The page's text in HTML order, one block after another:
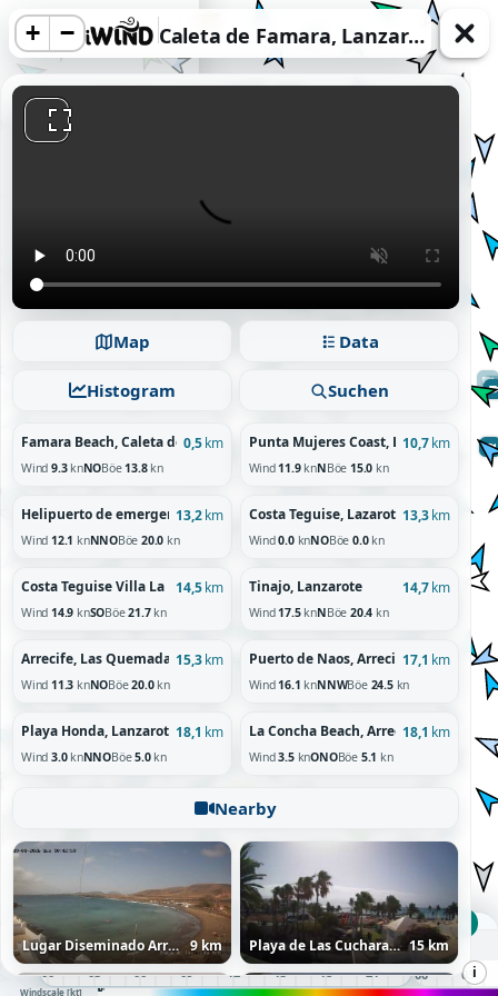
SO 13:00 UTC
Sonntag, 09.08.26
000102030405060708091011 12 1314151617181920212223 000102 03 04
Windscale [kt] 10
20
30
50
60+
information.
Reject
+ − Caleta de Famara, Lanzarote
Map Data
Histogram Suchen
Famara Beach, Caleta de Famara, Lanzarote
0,5 km
Wind 9.3knNOBöe13.8kn
Punta Mujeres Coast, Lanzarote
10,7km
Wind11.9knNBöe 15.0 kn
Helipuerto de emergencias, La Graciosa
13,2 km
Wind 12.1 knNNOBöe20.0 kn
Costa Teguise, Lazarote 13,3km
Wind0.0knNOBöe 0.0kn
Costa Teguise Villa La Morena, Lanzarote
14,5 km
Wind 14.9 knSOBöe21.7kn
Tinajo, Lanzarote 14,7km
Wind17.5knNBöe 20.4 kn
Arrecife, Las Quemadas, Lanzarote
15,3 km
Wind 11.3 knNOBöe20.0kn
Puerto de Naos, Arrecife, Lanzarote
17,1 km
Wind16.1 knNNWBöe 24.5kn
Playa Honda, Lanzarote 18,1 km
Wind 3.0knNNOBöe5.0kn
La Concha Beach, Arrecife, Lanzarote
18,1 km
Wind3.5knONOBöe 5.1 kn
Nearby
Lugar Diseminado Arrieta, Haría, Lanzarote 9 km Playa de Las Cucharas, Costa Teguise, Lanzarote 15 km
i